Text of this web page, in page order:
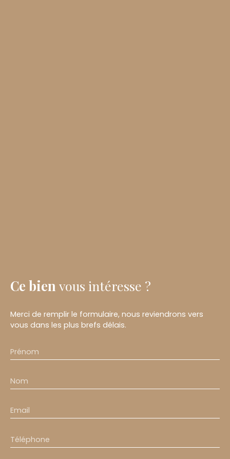
Ce bien vous intéresse ?
Merci de remplir le formulaire, nous reviendrons vers
vous dans les plus brefs délais.
Prénom
Nom
Email
Téléphone